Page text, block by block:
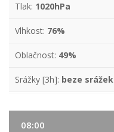
Tlak: 1020hPa
Vlhkost: 76%
Oblačnost: 49%
Srážky [3h]: beze srážek
08:00